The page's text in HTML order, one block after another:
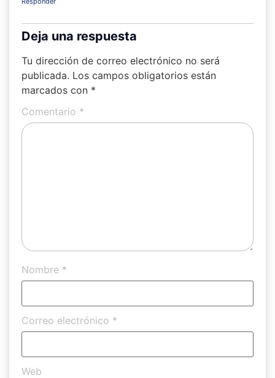
Deja una respuesta
Tu dirección de correo electrónico no será
publicada. Los campos obligatorios están
marcados con *
Comentario *
Nombre *
Correo electrónico *
Web